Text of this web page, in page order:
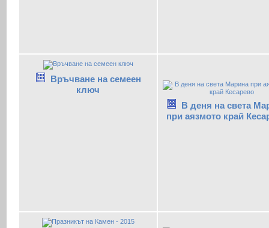
Връчване на семеен
ключ
В деня на света
при аязмото край